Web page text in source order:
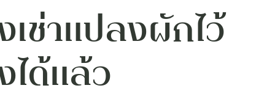
ช่าแปลงผักไว้
ด้แล้ว